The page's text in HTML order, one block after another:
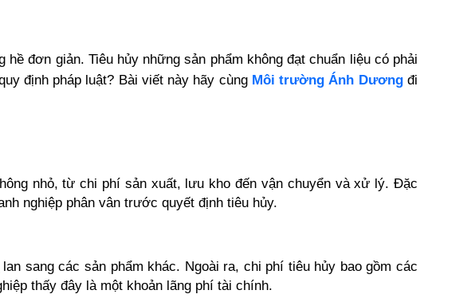
đơn giản. Tiêu hủy những sản phẩm không đạt chuẩn liệu có phải
định pháp luật? Bài viết này hãy cùng Môi trường Ánh Dương đi
nhỏ, từ chi phí sản xuất, lưu kho đến vận chuyển và xử lý. Đặc
nghiệp phân vân trước quyết định tiêu hủy.
sang các sản phẩm khác. Ngoài ra, chi phí tiêu hủy bao gồm các
thấy đây là một khoản lãng phí tài chính.